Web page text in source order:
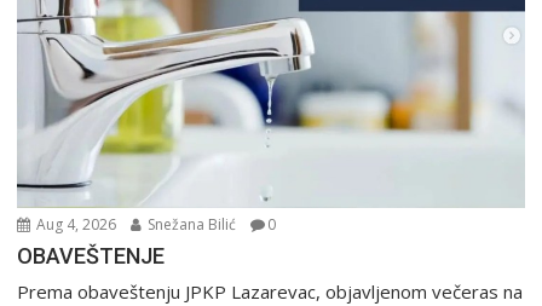
Aug 4, 2026 Snežana Bilić 0
OBAVEŠTENJE
Prema obaveštenju JPKP Lazarevac, objavljenom večeras na